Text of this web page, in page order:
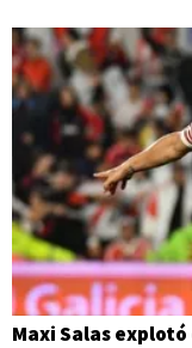
Maxi Salas